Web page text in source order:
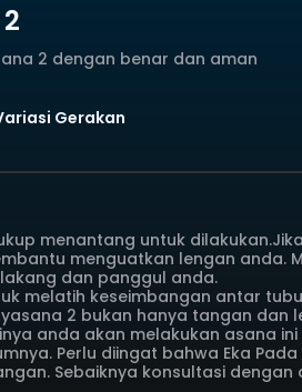
2 dengan benar dan aman
Gerakan
menantang untuk
menguatkan lengan anda.
dan panggul anda.
melatih keseimbangan antar
2 bukan hanya tangan dan
anda akan melakukan asana ini
Perlu diingat bahwa Eka
Sebaiknya konsultasi dengan